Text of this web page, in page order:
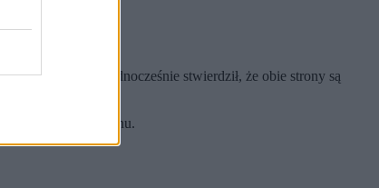
porozumienia. Jednocześnie stwierdził, że obie strony są
do żądania Teheranu.